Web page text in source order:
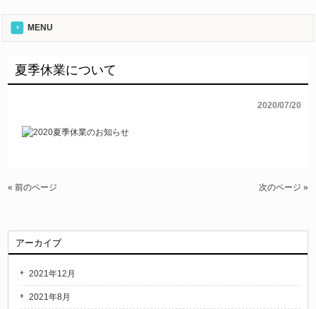
MENU
夏季休業について
2020/07/20
« 前のページ 次のページ »
アーカイブ
2021年12月
2021年8月